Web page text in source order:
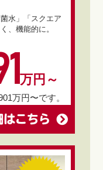
水」「スクエア
、機能的に。
万円～
万円〜です。
はこちら